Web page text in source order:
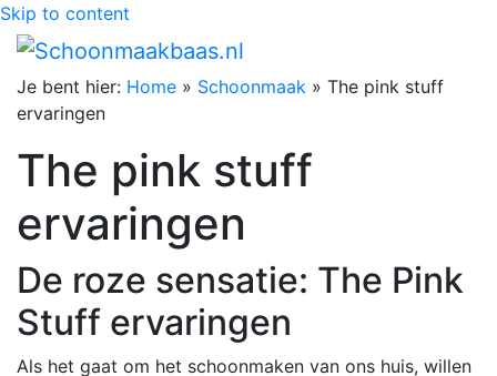
Skip to content
Je bent hier: Home » Schoonmaak » The pink stuff
ervaringen
The pink stuff
ervaringen
De roze sensatie: The Pink
Stuff ervaringen
Als het gaat om het schoonmaken van ons huis, willen